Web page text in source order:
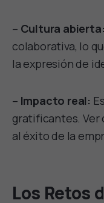
– Cultura abierta:
colaborativa, lo
la expresión de
– Impacto real:
gratificantes. Ver
al éxito de la
Los Retos